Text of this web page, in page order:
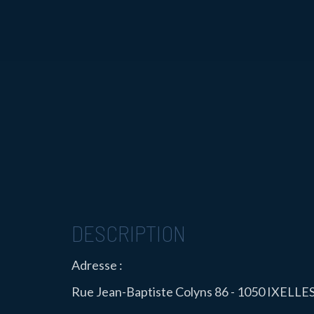
DESCRIPTION
Adresse :
Rue Jean-Baptiste Colyns 86 - 1050